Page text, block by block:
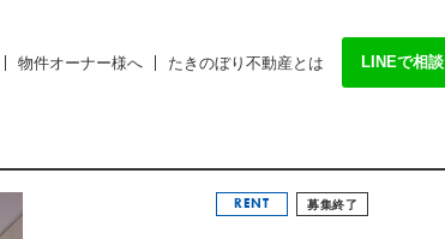
物件オーナー様へ たきのぼり不動産とは LINEで相談
RENT 募集終了